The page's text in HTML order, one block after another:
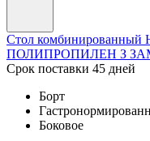
Стол комбинированный
ПОЛИПРОПИЛЕН З
Срок поставки 45 дней
Борт
Боковое